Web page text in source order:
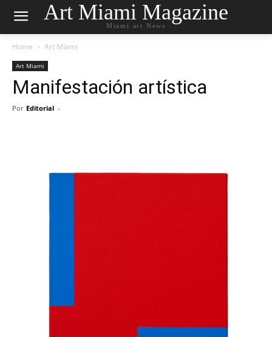
Art Miami Magazine
Miami art News
Home Art Miami
Art Miami
Manifestación artística
Por Editorial -